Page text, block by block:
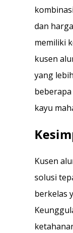
dan
memiliki
kusen
yang
kayu
Kusen
solusi
berkelas